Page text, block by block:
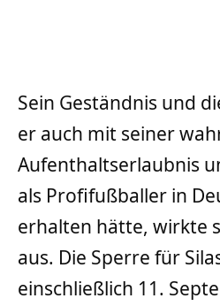
Sein Geständnis und
er auch mit seiner
Aufenthaltserlaubnis
als Profifußballer in
erhalten hätte, wirkte
aus. Die Sperre für
einschließlich 11.